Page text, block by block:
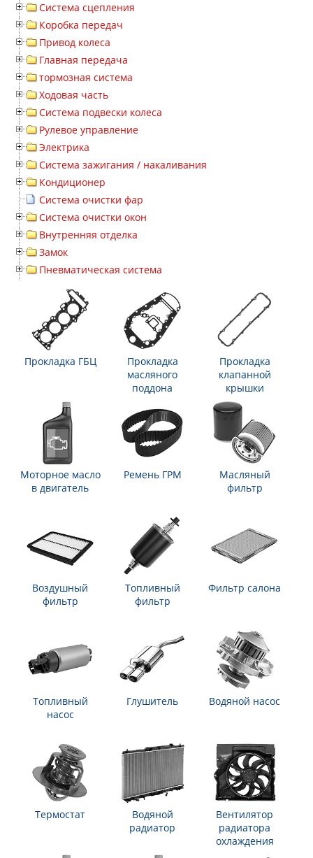
Система сцепления
Коробка передач
Привод колеса
Главная передача
тормозная система
Ходовая часть
Система подвески колеса
Рулевое управление
Электрика
Система зажигания / накаливания
Кондиционер
Система очистки фар
Система очистки окон
Внутренняя отделка
Замок
Пневматическая система
Прокладка ГБЦ
Прокладка
масляного
поддона
Прокладка
клапанной
крышки
Моторное масло
в двигатель
Ремень ГРМ
Масляный
фильтр
Воздушный
фильтр
Топливный
фильтр
Фильтр салона
Топливный
насос
Глушитель Водяной насос
Термостат
Водяной
радиатор
Вентилятор
радиатора
охлаждения